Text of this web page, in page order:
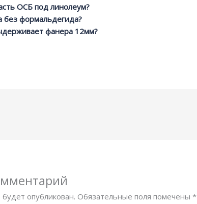
ОСБ под линолеум?
без формальдегида?
фанера 12мм?
опубликован. Обязательные поля помечены*